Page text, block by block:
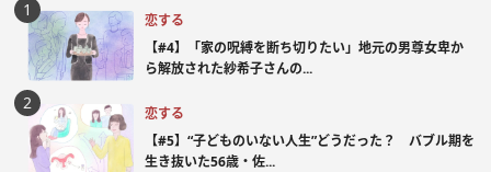
恋する
【#4】「家の呪縛を断ち切りたい」地元の男尊女卑か
ら解放された紗希子さんの...
恋する
【#5】“子どものいない人生”どうだった？ バブル期を
生き抜いた56歳・佐...